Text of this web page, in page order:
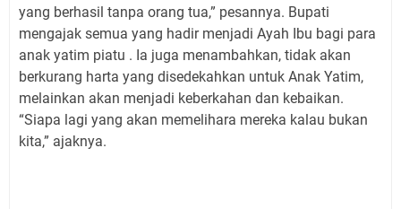
yang berhasil tanpa orang tua,” pesannya. Bupati
mengajak semua yang hadir menjadi Ayah Ibu bagi para
anak yatim piatu . Ia juga menambahkan, tidak akan
berkurang harta yang disedekahkan untuk Anak Yatim,
melainkan akan menjadi keberkahan dan kebaikan.
“Siapa lagi yang akan memelihara mereka kalau bukan
kita,” ajaknya.